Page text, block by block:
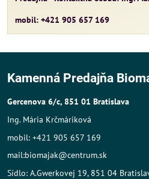
mobil: +421 905 657 169
Kamenná Predajňa
Gercenova 6/c, 851 01 Bratislava
Ing. Mária Krčmáriková
mobil: +421 905 657 169
mail:biomajak@centrum.sk
Sídlo: A.Gwerkovej 19, 851 04